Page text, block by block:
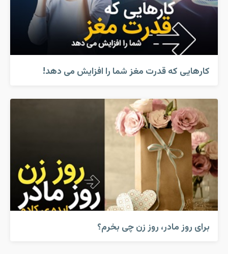
کارهایی که قدرت مغز شما را افزایش می دهد!
برای روز مادر، روز زن چی بخرم؟